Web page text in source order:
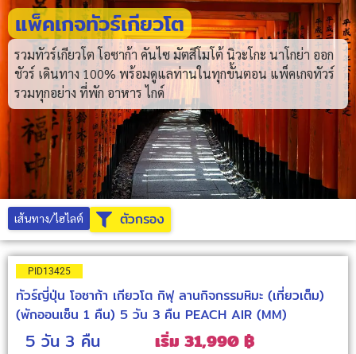
แพ็คเกจทัวร์เกียวโต
รวมทัวร์เกียวโต โอซาก้า คันไซ มัตสึโมโต้ นิวะโกะ นาโกย่า ออก
ชัวร์ เดินทาง 100% พร้อมดูแลท่านในทุกขั้นตอน แพ็คเกจทัวร์
รวมทุกอย่าง ที่พัก อาหาร ไกด์
เส้นทาง/ไฮไลต์ ตัวกรอง
PID13425
ทัวร์ญี่ปุ่น โอซาก้า เกียวโต กิฟุ ลานกิจกรรมหิมะ (เที่ยวเต็ม)
(พักออนเซ็น 1 คืน) 5 วัน 3 คืน PEACH AIR (MM)
5 วัน 3 คืน เริ่ม 31,990 ฿